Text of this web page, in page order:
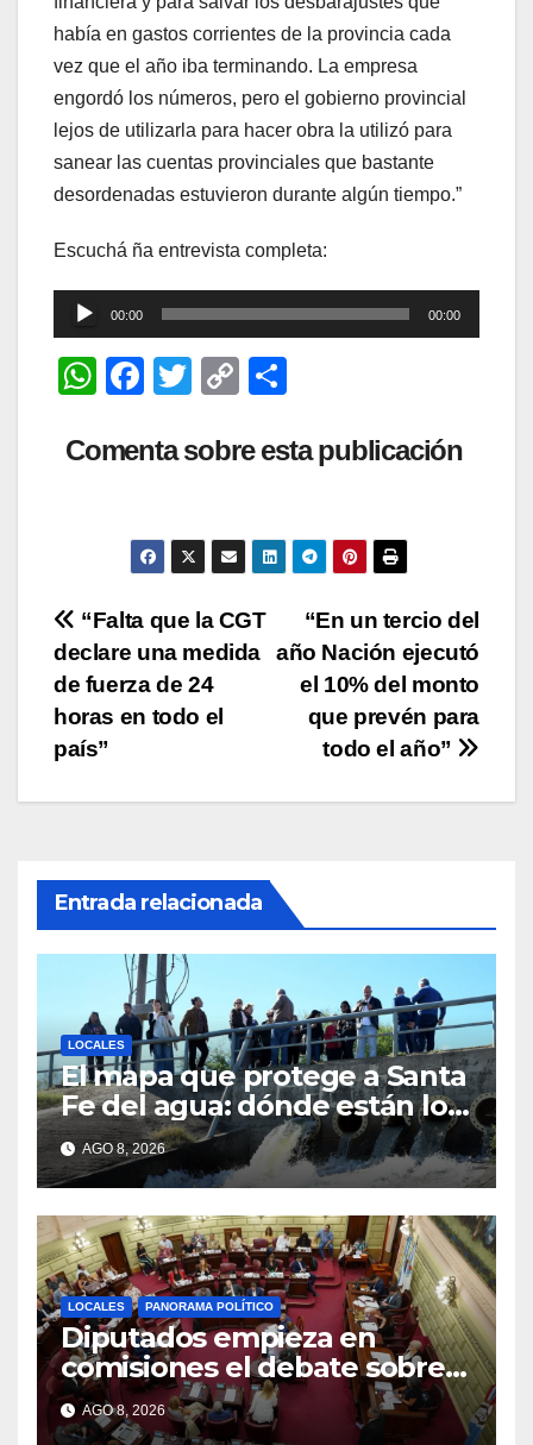
había en gastos corrientes de la provincia cada
vez que el año iba terminando. La empresa
engordó los números, pero el gobierno provincial
lejos de utilizarla para hacer obra la utilizó para
sanear las cuentas provinciales que bastante
desordenadas estuvieron durante algún tiempo.”
Escuchá ña entrevista completa:
Reproductor
de
audio
00:00 00:00
W
at
p
F
c
b
o
k
T
tt
C
p
Li
n
k
m
ar
tir
Comenta sobre esta publicación
Navegación
de
entradas
“En un tercio del
año Nación ejecutó
el 10% del monto
que prevén para
todo el año”
“Falta que la CGT
declare una medida
de fuerza de 24
horas en todo el
país”
Entrada relacionada
LOCALES
El mapa que protege a Santa
Fe del agua: dónde están los
54 puntos de bombeo
AGO 8, 2026
LOCALES PANORAMA POLÍTICO
Diputados empieza en
comisiones el debate sobre
el sistema electoral de Santa
FeAGO 8, 2026